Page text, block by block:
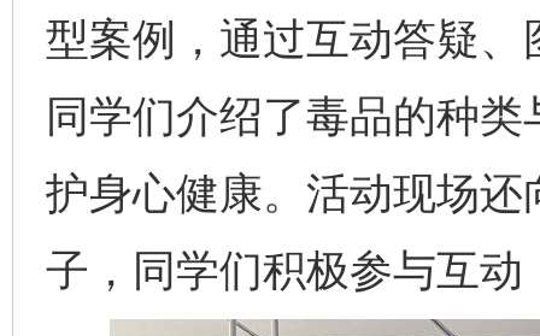
型案例，通过互动答疑
同学们介绍了毒品的种
护身心健康。活动现场
子，同学们积极参与互